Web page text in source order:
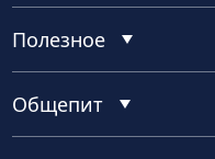
Полезное
Общепит